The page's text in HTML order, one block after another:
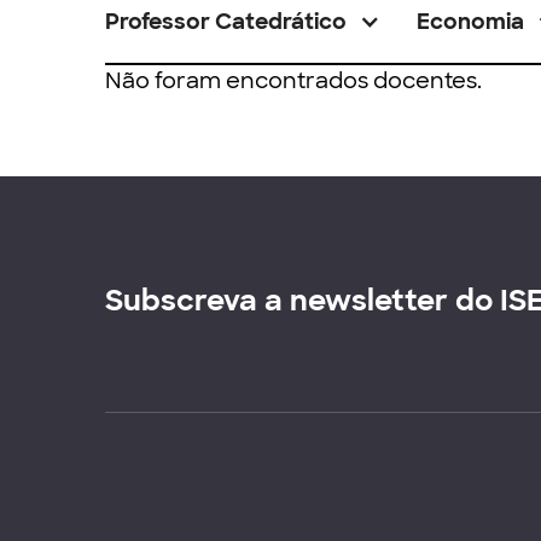
Professor Catedrático Economia
Não foram encontrados docentes.
Subscreva a newsletter do